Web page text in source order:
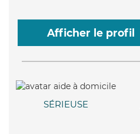
Afficher le profil
SÉRIEUSE